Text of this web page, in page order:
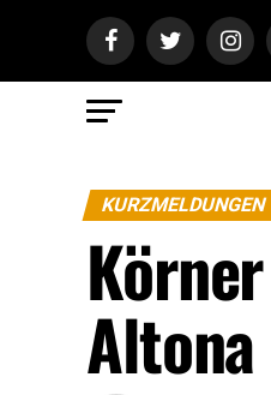
KURZMELDUNGEN